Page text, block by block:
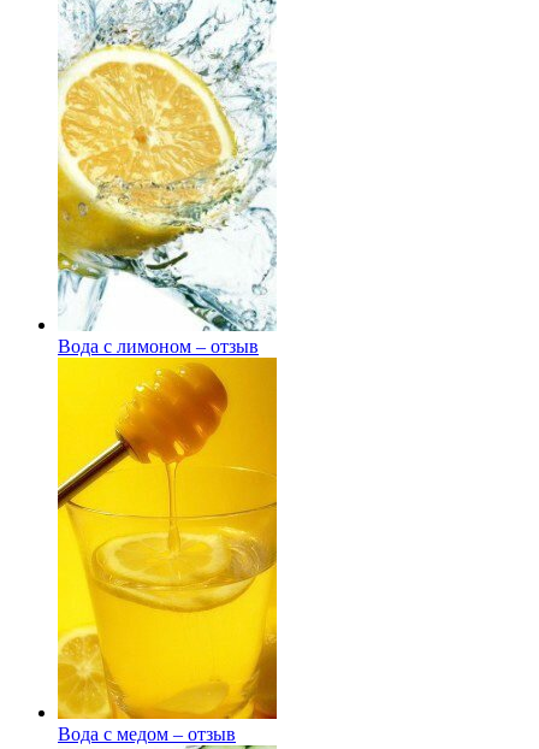
Вода с лимоном – отзыв
Вода с медом – отзыв